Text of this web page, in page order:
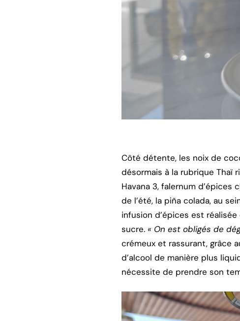
Côté détente, les noix de
désormais à la rubrique Thaï
Havana 3, falernum d’épices
de l’été, la piña colada, au
infusion d’épices est
sucre. « On est obligés de
crémeux et rassurant, grâce
d’alcool de manière plus
nécessite de prendre son